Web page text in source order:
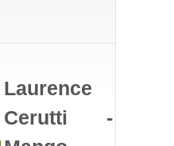
Laurence
Cerutti -